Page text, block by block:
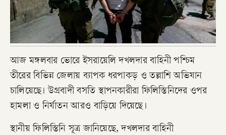
আজ মঙ্গলবার ভোরে ইসরায়েলি দখলদার বাহিনী পশ্চিম
তীরের বিভিন্ন জেলায় ব্যাপক ধরপাকড় ও তল্লাশি অভিযান
চালিয়েছে। উগ্রবাদী বসতি স্থাপনকারীরা ফিলিস্তিনিদের ওপর
হামলা ও নির্যাতন আরও বাড়িয়ে দিয়েছে।
স্থানীয় ফিলিস্তিনি সূত্র জানিয়েছে, দখলদার বাহিনী